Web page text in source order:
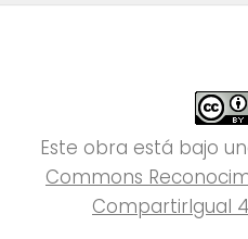
Este obra está bajo
Commons
CompartirIgual